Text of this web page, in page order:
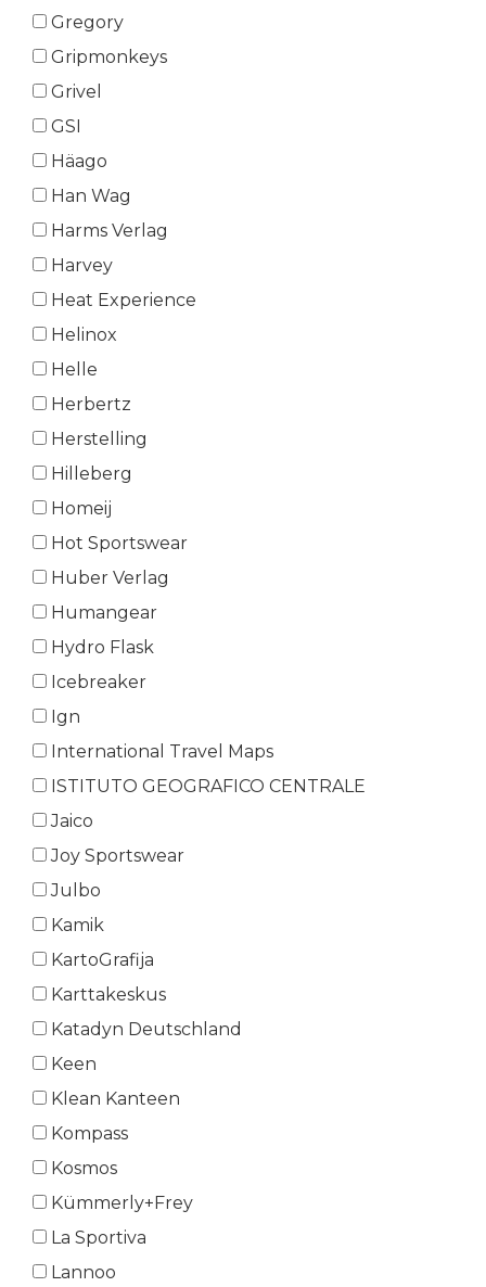
Gregory
Gripmonkeys
Grivel
GSI
Häago
Han Wag
Harms Verlag
Harvey
Heat Experience
Helinox
Helle
Herbertz
Herstelling
Hilleberg
Homeij
Hot Sportswear
Huber Verlag
Humangear
Hydro Flask
Icebreaker
Ign
International Travel Maps
ISTITUTO GEOGRAFICO CENTRALE
Jaico
Joy Sportswear
Julbo
Kamik
KartoGrafija
Karttakeskus
Katadyn Deutschland
Keen
Klean Kanteen
Kompass
Kosmos
Kümmerly+Frey
La Sportiva
Lannoo